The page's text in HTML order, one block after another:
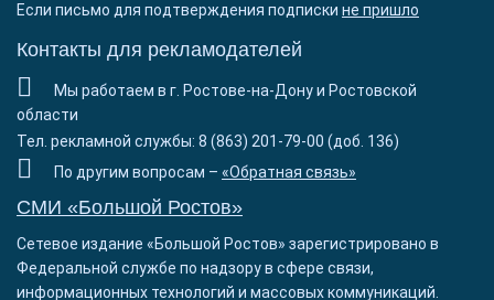
Если письмо для подтверждения подписки не пришло
Контакты для рекламодателей
Мы работаем в г. Ростове-на-Дону и Ростовской
области
Тел. рекламной службы: 8 (863) 201-79-00 (доб. 136)
По другим вопросам – «Обратная связь»
СМИ «Большой Ростов»
Сетевое издание «Большой Ростов» зарегистрировано в
Федеральной службе по надзору в сфере связи,
информационных технологий и массовых коммуникаций.